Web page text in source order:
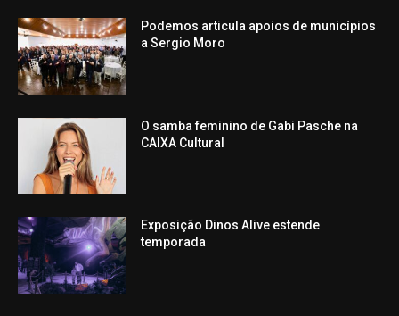
Podemos articula apoios de municípios
a Sergio Moro
O samba feminino de Gabi Pasche na
CAIXA Cultural
Exposição Dinos Alive estende
temporada